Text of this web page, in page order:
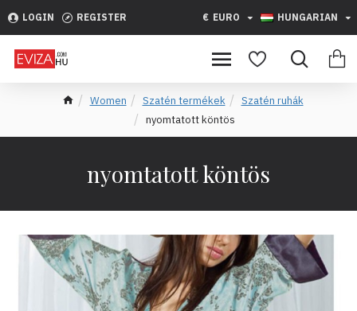
LOGIN REGISTER € EURO HUNGARIAN
Women Szatén termékek
Szatén ruhák
nyomtatott köntös
nyomtatott köntös